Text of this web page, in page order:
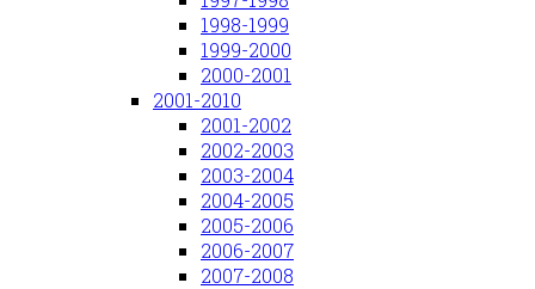
1998-1999
1999-2000
2000-2001
2001-2010
2001-2002
2002-2003
2003-2004
2004-2005
2005-2006
2006-2007
2007-2008